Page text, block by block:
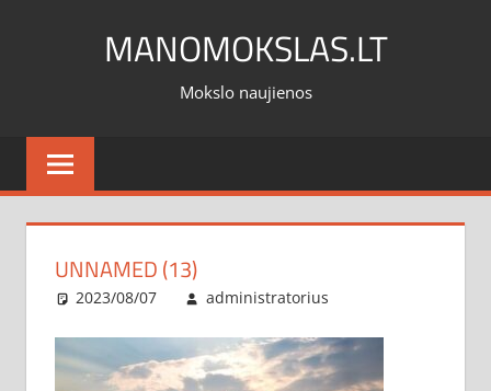
MANOMOKSLAS.LT
Mokslo naujienos
UNNAMED (13)
2023/08/07 administratorius